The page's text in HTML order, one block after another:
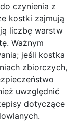
czynienia z
kostki zajmują
liczbę warstw
Ważnym
jeśli kostka
zbiorczych,
uwzględnić
dotyczące